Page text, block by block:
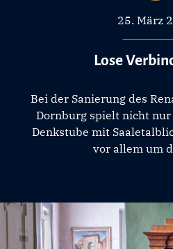
25. März
Lose
Bei der Sanierung des
Dornburg spielt nicht nur
Denkstube mit
vor allem um